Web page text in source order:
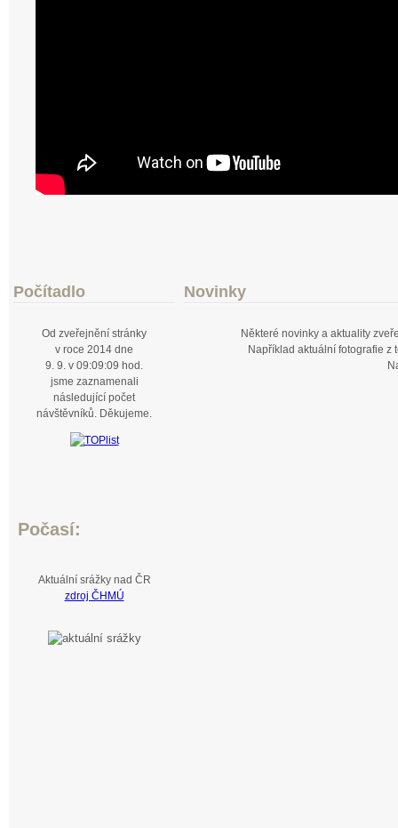
Počítadlo
Od zveřejnění stránky
v roce 2014 dne
9. 9. v 09:09:09 hod.
jsme zaznamenali
následující počet
návštěvníků. Děkujeme.
Počasí:
Aktuální srážky nad ČR
zdroj ČHMÚ
Novinky
Některé novinky a aktuality
Například aktuální fotografie z